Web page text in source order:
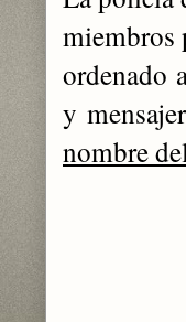
miembros
ordenado
y
nombre